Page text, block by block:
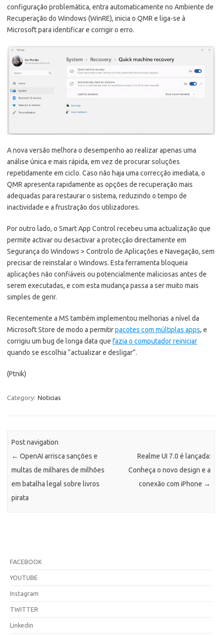
configuração problemática, entra automaticamente no Ambiente de
Recuperação do Windows (WinRE), inicia o QMR e liga-se à
Microsoft para identificar e corrigir o erro.
A nova versão melhora o desempenho ao realizar apenas uma
análise única e mais rápida, em vez de procurar soluções
repetidamente em ciclo. Caso não haja uma correcção imediata, o
QMR apresenta rapidamente as opções de recuperação mais
adequadas para restaurar o sistema, reduzindo o tempo de
inactividade e a frustração dos utilizadores.
Por outro lado, o Smart App Control recebeu uma actualização que
permite activar ou desactivar a protecção directamente em
Segurança do Windows > Controlo de Aplicações e Navegação, sem
precisar de reinstalar o Windows. Esta ferramenta bloqueia
aplicações não confiáveis ou potencialmente maliciosas antes de
serem executadas, e com esta mudança passa a ser muito mais
simples de gerir.
Recentemente a MS também implementou melhorias a nível da
Microsoft Store de modo a permitirpacotes com múltiplas apps, e
corrigiu um bug de longa data que fazia o computador reiniciar
quando se escolhia “actualizar e desligar”.
(Ptnik)
Category: Noticias
Post navigation
← OpenAI arrisca sanções e
multas de milhares de milhões
em batalha legal sobre livros
pirata
Realme UI 7.0 é lançada:
Conheça o novo design e a
conexão com iPhone →
FACEBOOK
YOUTUBE
Instagram
TWITTER
Linkedin